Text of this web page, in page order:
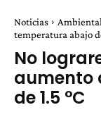
Noticias Ambiental
temperatura abajo
No
aumento
de 1.5 °C